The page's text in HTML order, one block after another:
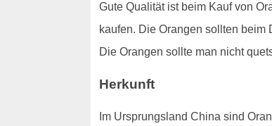
Gute Qualität ist beim Kauf von
kaufen. Die Orangen sollten
Die Orangen sollte man nicht
Herkunft
Im Ursprungsland China sind